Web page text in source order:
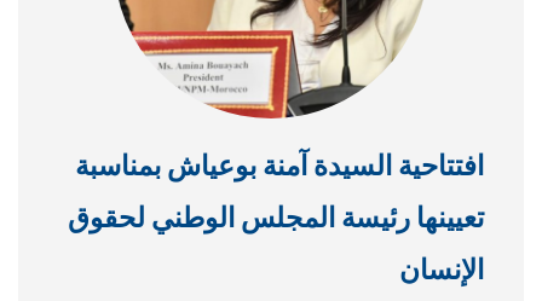
افتتاحية السيدة آمنة بوعياش بمناسبة
تعيينها رئيسة المجلس الوطني لحقوق
الإنسان